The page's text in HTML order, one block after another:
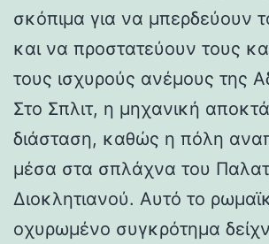
σκόπιμα για να μπερδεύουν
και να προστατεύουν τους
τους ισχυρούς ανέμους της
Στο Σπλιτ, η μηχανική
διάσταση, καθώς η πόλη
μέσα στα σπλάχνα του
Διοκλητιανού. Αυτό το
οχυρωμένο συγκρότημα